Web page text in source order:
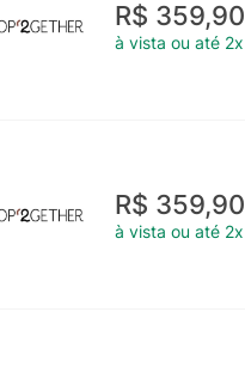
R$ 359,90
à vista ou até 2x
R$ 359,90
à vista ou até 2x